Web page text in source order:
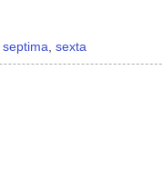
,septima ,sexta